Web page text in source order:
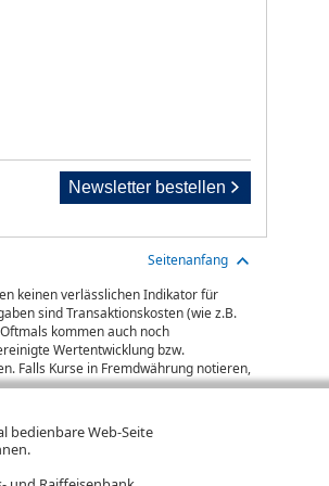
bedienbare Web-Seite
Newsletter bestellen
Seitenanfang
keinen verlässlichen Indikator für
sind Transaktionskosten (wie z.B.
kommen auch noch
Wertentwicklung bzw.
Falls Kurse in Fremdwährung notieren,